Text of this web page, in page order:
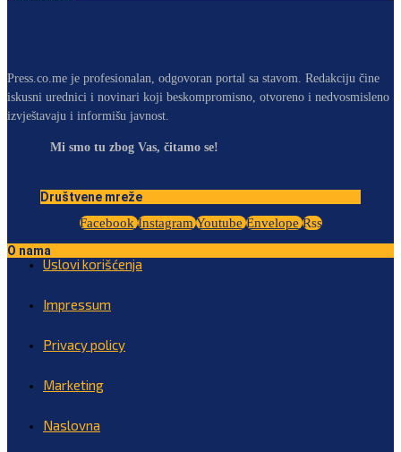
Press.co.me je profesionalan, odgovoran portal sa stavom. Redakciju čine
iskusni urednici i novinari koji beskompromisno, otvoreno i nedvosmisleno
izvještavaju i informišu javnost.
Mi smo tu zbog Vas, čitamo se!
Društvene mreže
Facebook Instagram Youtube Envelope Rss
O nama
Uslovi korišćenja
Impressum
Privacy policy
Marketing
Naslovna